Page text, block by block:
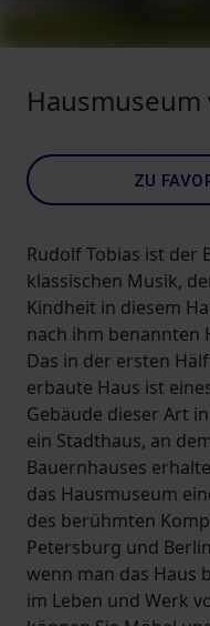
Hausmuseum
ZU
Rudolf Tobias ist der
klassischen Musik,
Kindheit in diesem
nach ihm benannten
Das in der ersten
erbaute Haus ist
Gebäude dieser Art
ein Stadthaus, an
Bauernhauses
das Hausmuseum
des berühmten
Petersburg und
wenn man das Haus
im Leben und Werk